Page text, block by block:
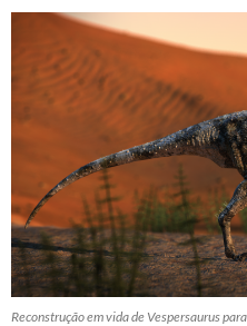
p
Reconstrução em vida de Vespersaurus